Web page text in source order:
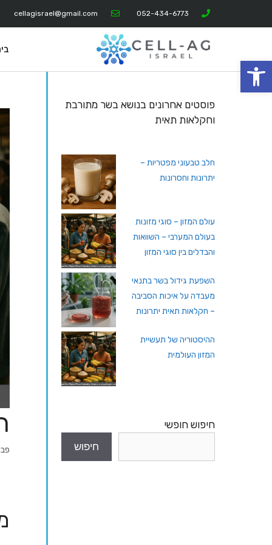
פתח סרגל נגישות
052-434-6773
cellagisrael@gmail.com
פוסטים אחרונים בנושא בשר מתורבת
וחקלאות תאית
חלב טבעוני מפטריות –
יתרונות וחסרונות
עולם המזון – סוגי מזונות
בעולם המערבי – השוואות
והבדלים בין סוגי המזון
השפעת גידול בשר בתנאי
מעבדה על איכות הסביבה
– חקלאות תאית יתרונות
ההיסטוריה של תעשיית
המזון העולמית
חיפוש חופשי
חיפוש